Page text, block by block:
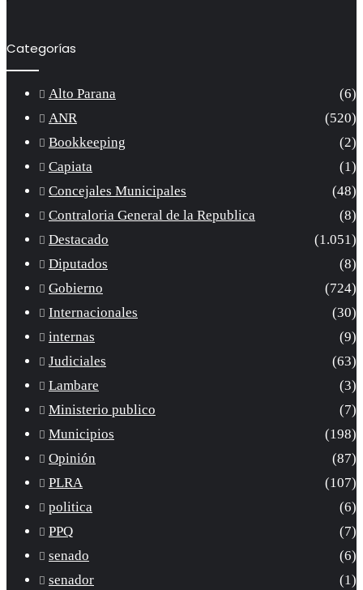
Categorías
Alto Parana
(6)
ANR
(520)
Bookkeeping
(2)
Capiata
(1)
Concejales Municipales
(48)
Contraloria General de la Republica
(8)
Destacado
(1.051)
Diputados
(8)
Gobierno
(724)
Internacionales
(30)
internas
(9)
Judiciales
(63)
Lambare
(3)
Ministerio publico
(7)
Municipios
(198)
Opinión
(87)
PLRA
(107)
politica
(6)
PPQ
(7)
senado
(6)
senador
(1)